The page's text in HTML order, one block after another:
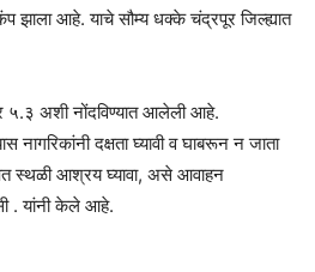
झाला आहे. याचे सौम्य धक्के चंद्रपूर जिल्ह्यात
५.३ अशी नोंदविण्यात आलेली आहे.
दक्षता घ्यावी व घाबरून न जाता
स्थळी आश्रय घ्यावा, असे आवाहन
सी . यांनी केले आहे.